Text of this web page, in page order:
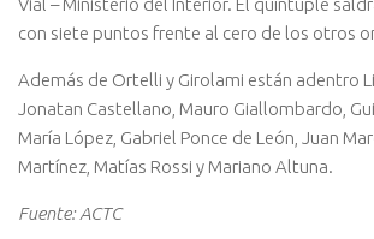
Vial – Ministerio del Interior. El quíntuple
con siete puntos frente al cero de los otros
Además de Ortelli y Girolami están adentro
Jonatan Castellano, Mauro Giallombardo,
María López, Gabriel Ponce de León, Juan
Martínez, Matías Rossi y Mariano Altuna.
Fuente: ACTC